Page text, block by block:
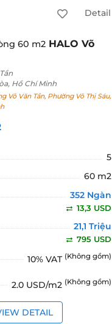
Detail
60 m2 HALO Võ
Hồ Chí Minh
Võ Văn Tần, Phường Võ Thị Sáu,
5
60 m2
352 Ngàn
13,3 USD
21,1 Triệu
795 USD
10% VAT (Không gồm)
2.0 USD/m2 (Không gồm)
DETAIL